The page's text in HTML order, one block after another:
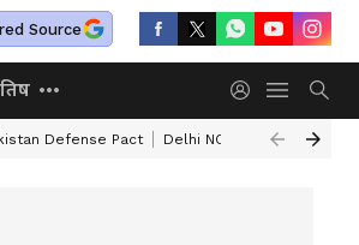
Source
Defense Pact Delhi NCR Heavy Rain